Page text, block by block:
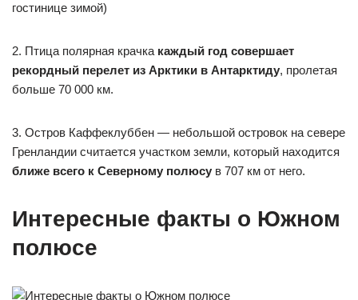
гостинице зимой)
2. Птица полярная крачка каждый год совершает
рекордный перелет из Арктики в Антарктиду, пролетая
больше 70 000 км.
3. Остров Каффеклуббен — небольшой островок на севере
Гренландии считается участком земли, который находится
ближе всего к Северному полюсу в 707 км от него.
Интересные факты о Южном
полюсе